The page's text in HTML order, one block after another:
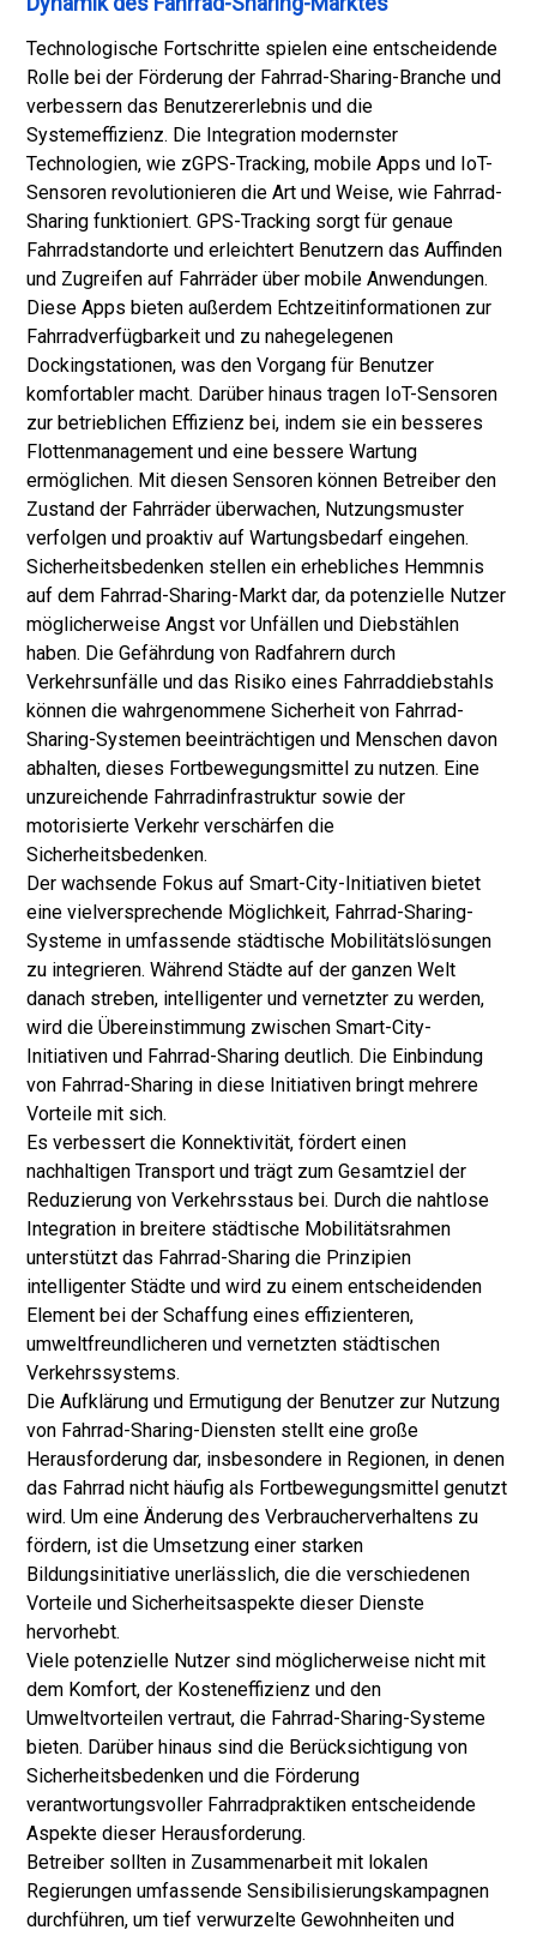
Technologische Fortschritte spielen eine entscheidende
Rolle bei der Förderung der Fahrrad-Sharing-Branche und
verbessern das Benutzererlebnis und die
Systemeffizienz. Die Integration modernster
Technologien, wie zGPS-Tracking, mobile Apps und IoT-
Sensoren revolutionieren die Art und Weise, wie Fahrrad-
Sharing funktioniert. GPS-Tracking sorgt für genaue
Fahrradstandorte und erleichtert Benutzern das Auffinden
und Zugreifen auf Fahrräder über mobile Anwendungen.
Diese Apps bieten außerdem Echtzeitinformationen zur
Fahrradverfügbarkeit und zu nahegelegenen
Dockingstationen, was den Vorgang für Benutzer
komfortabler macht. Darüber hinaus tragen IoT-Sensoren
zur betrieblichen Effizienz bei, indem sie ein besseres
Flottenmanagement und eine bessere Wartung
ermöglichen. Mit diesen Sensoren können Betreiber den
Zustand der Fahrräder überwachen, Nutzungsmuster
verfolgen und proaktiv auf Wartungsbedarf eingehen.
Sicherheitsbedenken stellen ein erhebliches Hemmnis
auf dem Fahrrad-Sharing-Markt dar, da potenzielle Nutzer
möglicherweise Angst vor Unfällen und Diebstählen
haben. Die Gefährdung von Radfahrern durch
Verkehrsunfälle und das Risiko eines Fahrraddiebstahls
können die wahrgenommene Sicherheit von Fahrrad-
Sharing-Systemen beeinträchtigen und Menschen davon
abhalten, dieses Fortbewegungsmittel zu nutzen. Eine
unzureichende Fahrradinfrastruktur sowie der
motorisierte Verkehr verschärfen die
Sicherheitsbedenken.
Der wachsende Fokus auf Smart-City-Initiativen bietet
eine vielversprechende Möglichkeit, Fahrrad-Sharing-
Systeme in umfassende städtische Mobilitätslösungen
zu integrieren. Während Städte auf der ganzen Welt
danach streben, intelligenter und vernetzter zu werden,
wird die Übereinstimmung zwischen Smart-City-
Initiativen und Fahrrad-Sharing deutlich. Die Einbindung
von Fahrrad-Sharing in diese Initiativen bringt mehrere
Vorteile mit sich.
Es verbessert die Konnektivität, fördert einen
nachhaltigen Transport und trägt zum Gesamtziel der
Reduzierung von Verkehrsstaus bei. Durch die nahtlose
Integration in breitere städtische Mobilitätsrahmen
unterstützt das Fahrrad-Sharing die Prinzipien
intelligenter Städte und wird zu einem entscheidenden
Element bei der Schaffung eines effizienteren,
umweltfreundlicheren und vernetzten städtischen
Verkehrssystems.
Die Aufklärung und Ermutigung der Benutzer zur Nutzung
von Fahrrad-Sharing-Diensten stellt eine große
Herausforderung dar, insbesondere in Regionen, in denen
das Fahrrad nicht häufig als Fortbewegungsmittel genutzt
wird. Um eine Änderung des Verbraucherverhaltens zu
fördern, ist die Umsetzung einer starken
Bildungsinitiative unerlässlich, die die verschiedenen
Vorteile und Sicherheitsaspekte dieser Dienste
hervorhebt.
Viele potenzielle Nutzer sind möglicherweise nicht mit
dem Komfort, der Kosteneffizienz und den
Umweltvorteilen vertraut, die Fahrrad-Sharing-Systeme
bieten. Darüber hinaus sind die Berücksichtigung von
Sicherheitsbedenken und die Förderung
verantwortungsvoller Fahrradpraktiken entscheidende
Aspekte dieser Herausforderung.
Betreiber sollten in Zusammenarbeit mit lokalen
Regierungen umfassende Sensibilisierungskampagnen
durchführen, um tief verwurzelte Gewohnheiten und